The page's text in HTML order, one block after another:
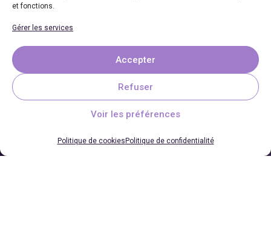
et fonctions.
Gérer les services
Accepter
Refuser
Voir les préférences
Politique de cookies Politique de confidentialité
Collectivités
Professionnels
Franchise
Nos agences
Devenir franchisé
Coordonnées